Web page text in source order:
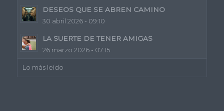
DESEOS QUE SE ABREN CAMINO
30 abril 2026 - 09:10
LA SUERTE DE TENER AMIGAS
26 marzo 2026 - 07:15
Lo más leído